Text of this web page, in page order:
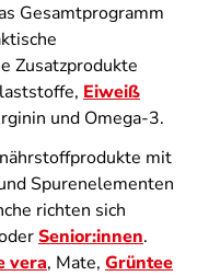
Gesamtprogramm
Zusatzprodukte
Eiweiß
und Omega-3.
mit
Spurenelementen
richten sich
Senior:innen.
vera, Mate, Grüntee